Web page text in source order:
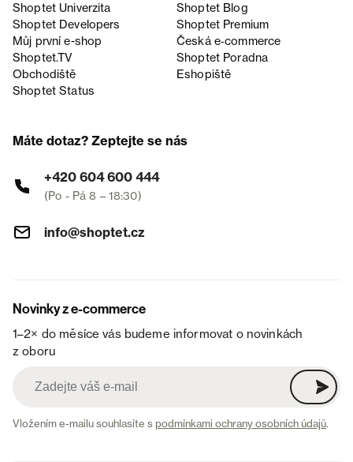
Shoptet Univerzita
Shoptet Blog
Shoptet Developers
Shoptet Premium
Můj první e-shop
Česká e‑commerce
Shoptet.TV
Shoptet Poradna
Obchodiště
Eshopiště
Shoptet Status
Máte dotaz? Zeptejte se nás
+420 604 600 444
(Po - Pá 8 – 18:30)
info@shoptet.cz
Novinky z e-commerce
1–2× do měsíce vás budeme informovat o novinkách
z oboru
Vložením e-mailu souhlasíte spodmínkami ochrany osobních údajů.